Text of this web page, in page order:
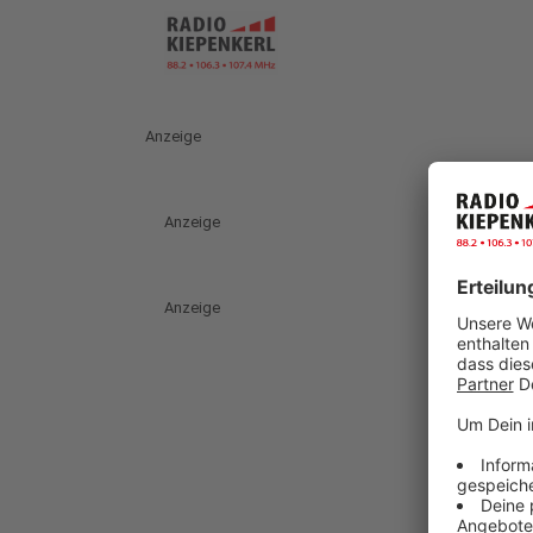
Anzeige
Anzeige
Anzeige